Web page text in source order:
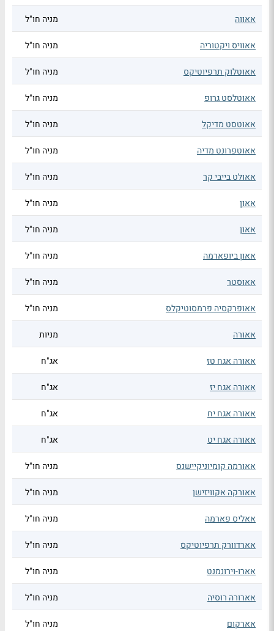
אאווה מניה חו"ל
אאוויס ויקטוריה מניה חו"ל
אאוטלוק תרפיוטיקס מניה חו"ל
אאוטלסט גרופ מניה חו"ל
אאוטסט מדיקל מניה חו"ל
אאוטפרונט מדיה מניה חו"ל
אאולט בייבי קר מניה חו"ל
אאון מניה חו"ל
אאון מניה חו"ל
אאון ביופארמה מניה חו"ל
אאוסטר מניה חו"ל
אאופרקסיה פרמסוטיקלס מניה חו"ל
אאורה מניות
אאורה אגח טז אג"ח
אאורה אגח יז אג"ח
אאורה אגח יח אג"ח
אאורה אגח יט אג"ח
אאורמה קומיוניקיישנס מניה חו"ל
אאורקה אקוויזישן מניה חו"ל
אאליס פארמה מניה חו"ל
אארדוורק תרפיוטיקס מניה חו"ל
אארו-וירונמנט מניה חו"ל
אארורה רוסיה מניה חו"ל
אארקום מניה חו"ל